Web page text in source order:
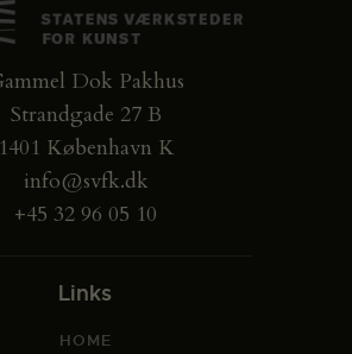
Dok Pakhus
Strandgade 27 B
1401 København K
info@svfk.dk
+45 32 96 05 10
Links
HOME